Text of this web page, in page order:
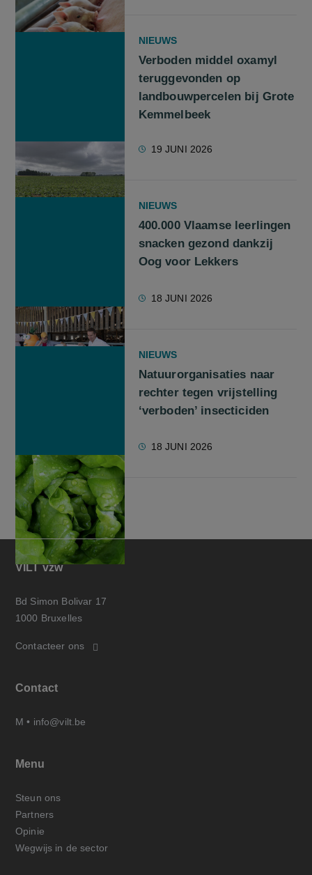
NIEUWS
Verboden middel oxamyl
teruggevonden op
landbouwpercelen bij Grote
Kemmelbeek
19 JUNI 2026
NIEUWS
400.000 Vlaamse leerlingen
snacken gezond dankzij
Oog voor Lekkers
18 JUNI 2026
NIEUWS
Natuurorganisaties naar
rechter tegen vrijstelling
‘verboden’ insecticiden
18 JUNI 2026
VILT vzw
Bd Simon Bolivar 17
1000 Bruxelles
Contacteer ons
Contact
M • info@vilt.be
Menu
Steun ons
Partners
Opinie
Wegwijs in de sector